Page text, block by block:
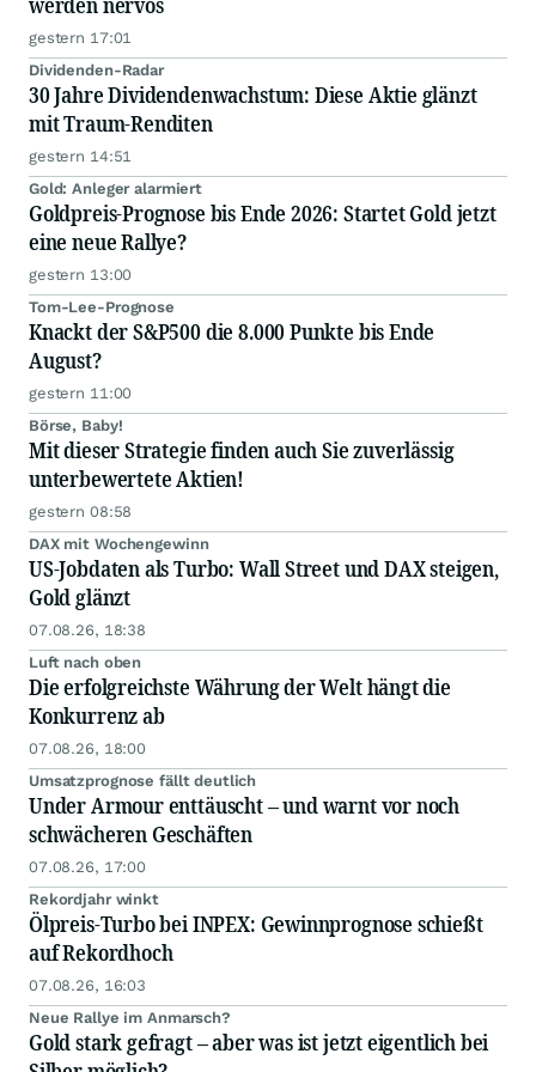
gestern 17:01
Dividenden-Radar
30 Jahre Dividendenwachstum: Diese Aktie glänzt
mit Traum-Renditen
gestern 14:51
Gold: Anleger alarmiert
Goldpreis-Prognose bis Ende 2026: Startet Gold jetzt
eine neue Rallye?
gestern 13:00
Tom-Lee-Prognose
Knackt der S&P500 die 8.000 Punkte bis Ende
August?
gestern 11:00
Börse, Baby!
Mit dieser Strategie finden auch Sie zuverlässig
unterbewertete Aktien!
gestern 08:58
DAX mit Wochengewinn
US-Jobdaten als Turbo: Wall Street und DAX steigen,
Gold glänzt
07.08.26, 18:38
Luft nach oben
Die erfolgreichste Währung der Welt hängt die
Konkurrenz ab
07.08.26, 18:00
Umsatzprognose fällt deutlich
Under Armour enttäuscht – und warnt vor noch
schwächeren Geschäften
07.08.26, 17:00
Rekordjahr winkt
Ölpreis-Turbo bei INPEX: Gewinnprognose schießt
auf Rekordhoch
07.08.26, 16:03
Neue Rallye im Anmarsch?
Gold stark gefragt – aber was ist jetzt eigentlich bei